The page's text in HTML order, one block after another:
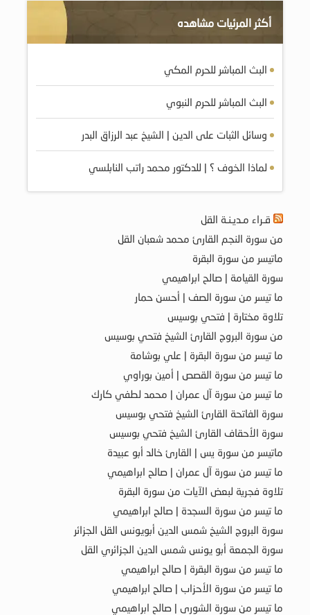
أكثر المرئيات مشاهده
البث المباشر للحرم المكي
البث المباشر للحرم النبوي
وسائل الثبات على الدين | الشيخ عبد الرزاق البدر
لماذا الخوف ؟ | للدكتور محمد راتب النابلسي
قـراء مـديـنـة القل
من سورة النجم القارئ محمد شعبان القل
ماتيسر من سورة البقرة
سورة القيامة | صالح ابراهيمي
ما تيسر من سورة الصف | أحسن حمار
تلاوة مختارة | فتحي بوسيس
من سورة البروج القارئ الشيخ فتحي بوسيس
ما تيسر من سورة البقرة | علي بوشامة
ما تيسر من سورة القصص | أمين بوراوي
ما تيسر من سورة آل عمران | محمد لطفي كارك
سورة الفاتحة القارئ الشيخ فتحي بوسيس
سورة الأحقاف القارئ الشيخ فتحي بوسيس
ماتيسر من سورة يس | القارئ خالد أبو عبيدة
ما تيسر من سورة آل عمران | صالح ابراهيمي
تلاوة فجرية لبعض الآيات من سورة البقرة
ما تيسر من سورة السجدة | صالح ابراهيمي
سورة البروج الشيخ شمس الدين أبويونس القل الجزائر
سورة الجمعة أبو يونس شمس الدين الجزائري القل
ما تيسر من سورة البقرة | صالح ابراهيمي
ما تيسر من سورة الأحزاب | صالح ابراهيمي
ما تيسر من سورة الشورى | صالح ابراهيمي